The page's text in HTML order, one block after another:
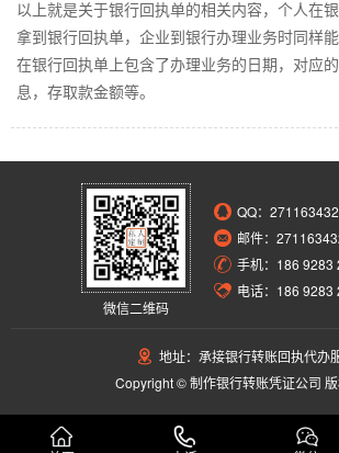
以上就是关于银行回执单的相关内容，个人在
拿到银行回执单，企业到银行办理业务时同样能
在银行回执单上包含了办理业务的日期，对应
息，存取款金额等。
微信二维码
QQ：
邮件：
手机：186 9283
电话：186 9283
地址：承接银行转账回执代办
Copyright © 制作银行转账凭证公司